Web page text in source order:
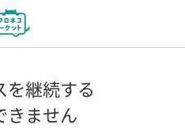
を継続する
きません